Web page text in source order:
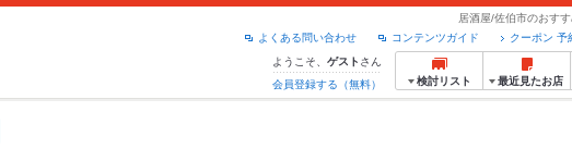
居酒屋/佐伯市のおす
クーポン 予
コンテンツガイド
よくある問い合わせ
ようこそ、 ゲスト さん
会員登録する（無料）
検討リスト 最近見たお店